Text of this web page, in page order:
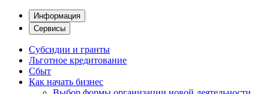
Информация
Сервисы
Субсидии и гранты
Льготное кредитование
Сбыт
Как начать бизнес